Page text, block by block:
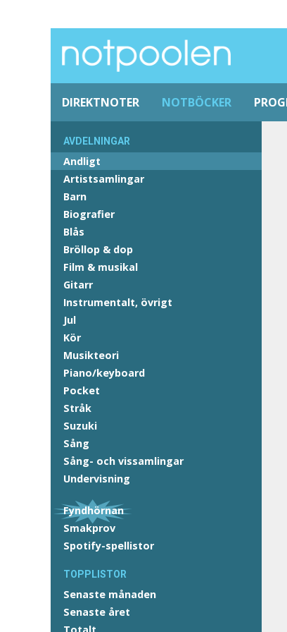
DIREKTNOTER NOTBÖCKER
AVDELNINGAR
Andligt
Artistsamlingar
Barn
Biografier
Blås
Bröllop & dop
Film & musikal
Gitarr
Instrumentalt, övrigt
Jul
Kör
Musikteori
Piano/keyboard
Pocket
Stråk
Suzuki
Sång
Sång- och vissamlingar
Undervisning
Fyndhörnan
Smakprov
Spotify-spellistor
TOPPLISTOR
Senaste månaden
Senaste året